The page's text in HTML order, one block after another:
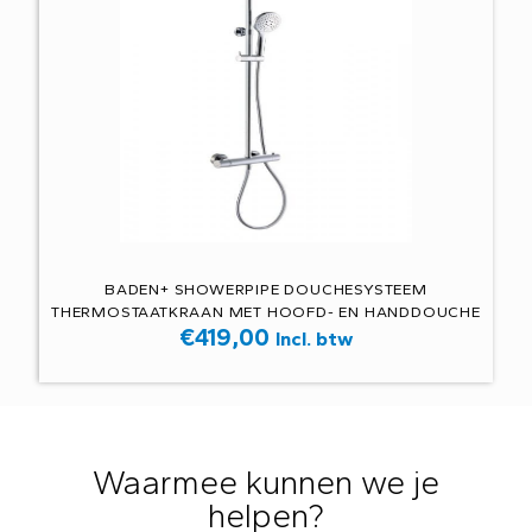
BADEN+ SHOWERPIPE DOUCHESYSTEEM
THERMOSTAATKRAAN MET HOOFD- EN HANDDOUCHE
€419,00 Incl. btw
Waarmee kunnen we je
helpen?